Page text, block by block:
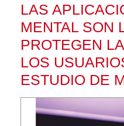
LAS
MENTAL SON
PROTEGEN
LOS
ESTUDIO DE